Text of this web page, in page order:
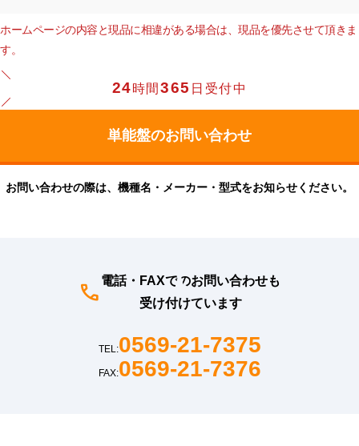
ホームページの内容と現品に相違がある場合は、現品を優先させて頂きま
す。
24時間365 日受付中
お問い合わせの際は、機種名・メーカー・型式をお知らせください。
電話・FAXでのお問い合わせも
受け付けています
TEL:0569-21-7375
FAX:0569-21-7376